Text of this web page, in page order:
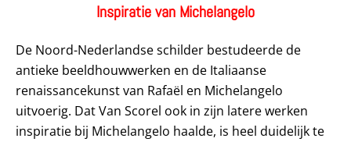
Inspiratie van Michelangelo
De Noord-Nederlandse schilder bestudeerde de
antieke beeldhouwwerken en de Italiaanse
renaissancekunst van Rafaël en Michelangelo
uitvoerig. Dat Van Scorel ook in zijn latere werken
inspiratie bij Michelangelo haalde, is heel duidelijk te